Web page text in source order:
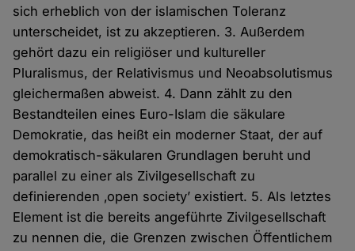
sich erheblich von der islamischen Toleranz
unterscheidet, ist zu akzeptieren. 3. Außerdem
gehört dazu ein religiöser und kultureller
Pluralismus, der Relativismus und Neoabsolutismus
gleichermaßen abweist. 4. Dann zählt zu den
Bestandteilen eines Euro-Islam die säkulare
Demokratie, das heißt ein moderner Staat, der auf
demokratisch-säkularen Grundlagen beruht und
parallel zu einer als Zivilgesellschaft zu
definierenden ‚open society’ existiert. 5. Als letztes
Element ist die bereits angeführte Zivilgesellschaft
zu nennen die, die Grenzen zwischen Öffentlichem